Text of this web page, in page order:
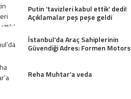
Putin ‘tavizleri kabul ettik’ dedi!
Açıklamalar peş peşe geldi
İstanbul’da Araç Sahiplerinin
Güvendiği Adres: Formen Motors
Reha Muhtar’a veda